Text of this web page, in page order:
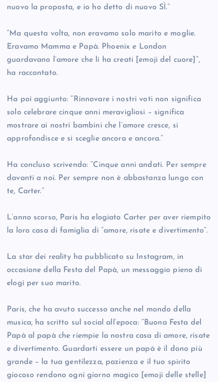
nuovo la proposta, e io ho detto di nuovo SÌ.”
“Ma questa volta, non eravamo solo marito e moglie.
Eravamo Mamma e Papà. Phoenix e London
guardavano l’amore che li ha creati [emoji del cuore]”,
ha raccontato.
Ha poi aggiunto: “Rinnovare i nostri voti non significa
solo celebrare cinque anni meravigliosi – significa
mostrare ai nostri bambini che l’amore cresce, si
approfondisce e si sceglie ancora e ancora.”
Ha concluso scrivendo: “Cinque anni andati. Per sempre
davanti a noi. Per sempre non è abbastanza lungo con
te, Carter.”
L’anno scorso, Paris ha elogiato Carter per aver riempito
la loro casa di famiglia di “amore, risate e divertimento”.
La star dei reality ha pubblicato su Instagram, in
occasione della Festa del Papà, un messaggio pieno di
elogi per suo marito.
Paris, che ha avuto successo anche nel mondo della
musica, ha scritto sul social all’epoca: “Buona Festa del
Papà al papà che riempie la nostra casa di amore, risate
e divertimento. Guardarti essere un papà è il dono più
grande – la tua gentilezza, pazienza e il tuo spirito
giocoso rendono ogni giorno magico [emoji delle stelle]